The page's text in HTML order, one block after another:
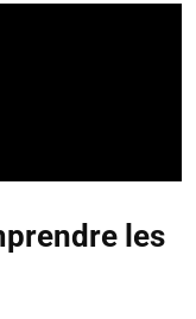
les